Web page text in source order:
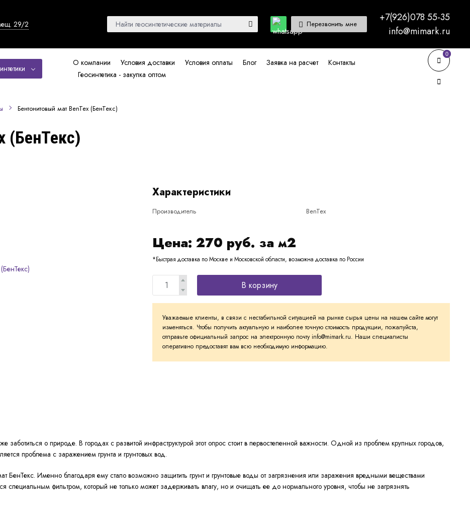
29/2 Перезвонить мне
+7(926)078 55-35
info@mimark.ru
О компании Условия доставки Условия оплаты Блог Заявка на расчет
Контакты
Геосинтетика - закупка оптом
0
0
Бентонитовый мат BenTex (БенТекс)
(БенТекс)
Характеристики
Производитель BenTex
Цена: 270 руб. за м2
*Быстрая доставка по Москве и Московской области, возможна доставка по России
В корзину
Уважаемые клиенты, в связи с нестабильной ситуацией на рынке сырья цены на нашем сайте могут
изменяться. Чтобы получить актуальную и наиболее точную стоимость продукции, пожалуйста,
отправьте официальный запрос на электронную почту info@mimark.ru. Наши специалисты
оперативно предоставят вам всю необходимую информацию.
о природе. В городах с развитой инфраструктурой этот опрос стоит в первостепенной важности. Одной из проблем крупных городов,
проблема с заражением грунта и грунтовых вод.
БенТекс. Именно благодаря ему стало возможно защитить грунт и грунтовые воды от загрязнения или заражения вредными веществами
специальным фильтром, который не только может задерживать влагу, но и очищать ее до нормального уровня, чтобы не загрязнять